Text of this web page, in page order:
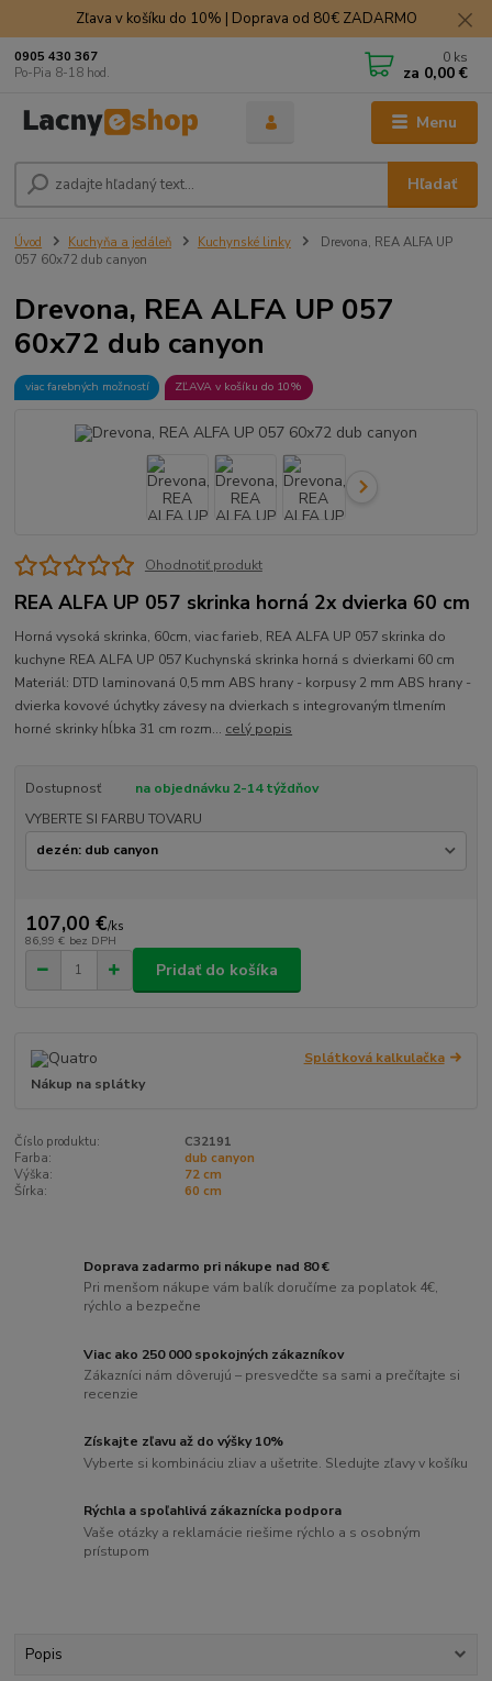
Zľava v košíku do 10% | Doprava od 80€ ZADARMO
Menu
Hľadať
0905 430 367
Po-Pia 8-18 hod.
0 ks
za 0,00 €
Úvod Kuchyňa a jedáleň Kuchynské linky
Drevona, REA ALFA UP
057 60x72 dub canyon
Drevona, REA ALFA UP 057
60x72 dub canyon
viac farebných možností ZĽAVA v košíku do 10%
Ohodnotiť produkt
REA ALFA UP 057 skrinka horná 2x dvierka 60 cm
Horná vysoká skrinka, 60cm, viac farieb, REA ALFA UP 057 skrinka do
kuchyne REA ALFA UP 057 Kuchynská skrinka horná s dvierkami 60 cm
Materiál: DTD laminovaná 0,5 mm ABS hrany - korpusy 2 mm ABS hrany -
dvierka kovové úchytky závesy na dvierkach s integrovaným tlmením
horné skrinky hĺbka 31 cm rozm... celý popis
Dostupnosť
na objednávku 2-14 týždňov
VYBERTE SI FARBU TOVARU
107,00 €/ks
86,99 € bez DPH
Pridať do košíka
Splátková kalkulačka
Nákup na splátky
Číslo produktu:
C32191
Farba:
dub canyon
Výška:
72 cm
Šírka:
60 cm
Doprava zadarmo pri nákupe nad 80 €
Pri menšom nákupe vám balík doručíme za poplatok 4€,
rýchlo a bezpečne
Viac ako 250 000 spokojných zákazníkov
Zákazníci nám dôverujú – presvedčte sa sami a prečítajte si
recenzie
Získajte zľavu až do výšky 10%
Vyberte si kombináciu zliav a ušetrite. Sledujte zľavy v košíku
Rýchla a spoľahlivá zákaznícka podpora
Vaše otázky a reklamácie riešime rýchlo a s osobným
prístupom
Popis